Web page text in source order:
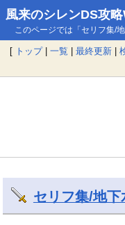
風来のシレンDS攻
このページでは「セリフ集/
[ トップ| 一覧 | 最終更新 |
セリフ集/地下